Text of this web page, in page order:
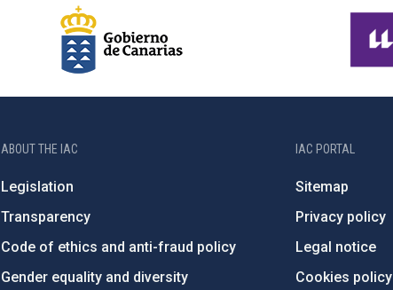
ABOUT THE IAC
Legislation
Transparency
Code of ethics and anti-fraud policy
Gender equality and diversity
IAC PORTAL
Sitemap
Privacy policy
Legal notice
Cookies policy